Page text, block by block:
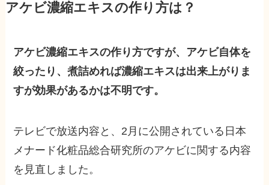
アケビ濃縮エキスの作り方は？
アケビ濃縮エキスの作り方ですが、アケビ自体を
絞ったり、煮詰めれば濃縮エキスは出来上がりま
すが効果があるかは不明です。
テレビで放送内容と、2月に公開されている日本
メナード化粧品総合研究所のアケビに関する内容
を見直しました。